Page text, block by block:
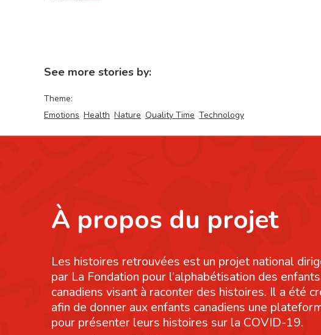
See more stories by:
Theme:
Emotions Health Nature Quality Time Technology
À propos du projet
Les histoires retrouvées est un projet national
par La Fondation pour l’alphabétisation des enfants
canadiens visant à raconter des histoires. Il a été
afin de donner aux enfants canadiens une
pour présenter leurs histoires sur la COVID-19.